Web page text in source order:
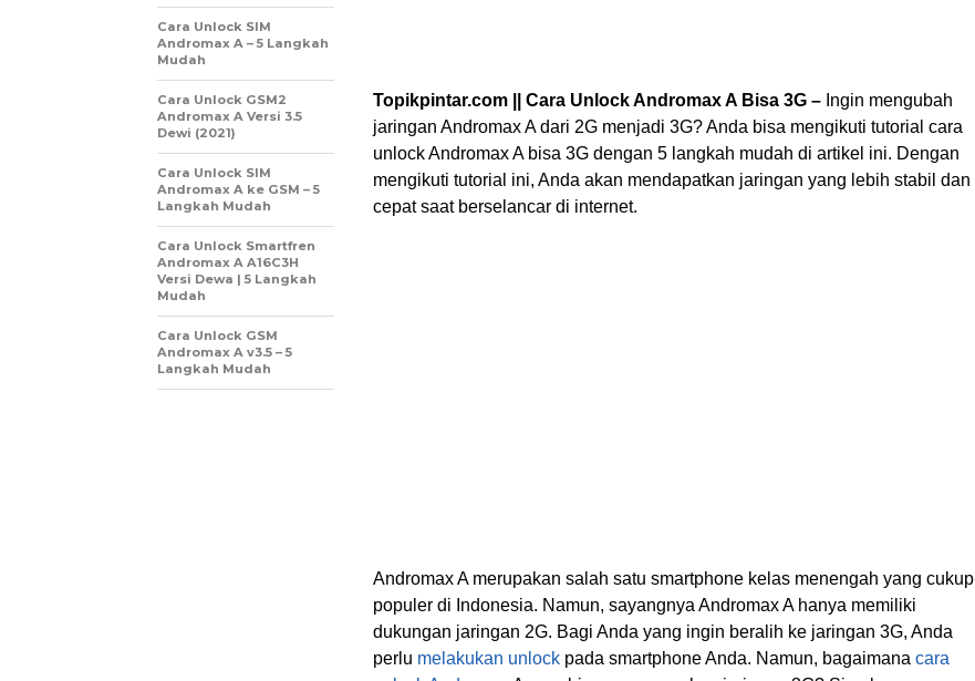
Topikpintar.com || Cara Unlock Andromax A Bisa 3G – Ingin mengubah
jaringan Andromax A dari 2G menjadi 3G? Anda bisa mengikuti tutorial cara
unlock Andromax A bisa 3G dengan 5 langkah mudah di artikel ini. Dengan
mengikuti tutorial ini, Anda akan mendapatkan jaringan yang lebih stabil dan
cepat saat berselancar di internet.
Andromax A merupakan salah satu smartphone kelas menengah yang cukup
populer di Indonesia. Namun, sayangnya Andromax A hanya memiliki
dukungan jaringan 2G. Bagi Anda yang ingin beralih ke jaringan 3G, Anda
perlu melakukan unlock pada smartphone Anda. Namun, bagaimana cara
Cara Unlock SIM
Andromax A – 5 Langkah
Mudah
Cara Unlock GSM2
Andromax A Versi 3.5
Dewi (2021)
Cara Unlock SIM
Andromax A ke GSM – 5
Langkah Mudah
Cara Unlock Smartfren
Andromax A A16C3H
Versi Dewa | 5 Langkah
Mudah
Cara Unlock GSM
Andromax A v3.5 – 5
Langkah Mudah